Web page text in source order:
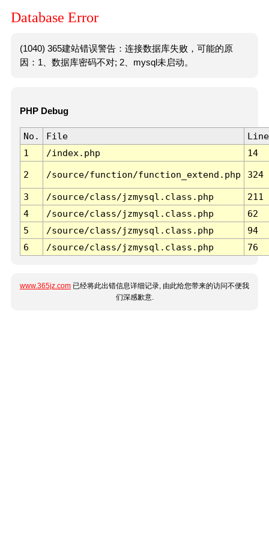
Database Error
(1040) 365建站错误警告：连接数据库失败，可能的原
因：1、数据库密码不对; 2、mysql未启动。
PHP Debug
No. File
Line
1
/index.php 14
2 /source/function/function_extend.php 324
3 /source/class/jzmysql.class.php
211
4
/source/class/jzmysql.class.php
62
5
/source/class/jzmysql.class.php
94
6
/source/class/jzmysql.class.php 76
www.365jz.com 已经将此出错信息详细记录, 由此给您带来的访问不便我
们深感歉意.